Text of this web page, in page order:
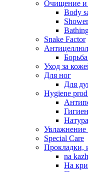
Oчищение и
Body
Snake Factor
Уход за
Для ног
Для
Hygiene
Увлажнение
Special Care
Прокладки,
na
На